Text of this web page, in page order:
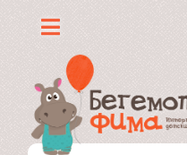
Каталог
О
нас